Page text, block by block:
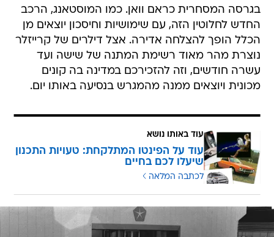
בגרסה המסחרית כראם וואן. כמו המוסטאנג, הרכב
החדש לחלוטין הזה, עם שימושיות וחיסכון יוצאים מן
הכלל הופך להצלחה אדירה. אצל דילרים של קרייזלר
נוצרת מהר מאוד רשימת המתנה של שישה ועד
עשרה חודשים, וזה להזכירכם במדינה בה קונים
מכונית ויוצאים ממנה מהמגרש בנסיעה באותו יום.
עוד באותו נושא
עוד על הפינטו המתלקחת: טעויות התכנון
שיעלו לכם בחיים
לכתבה המלאה